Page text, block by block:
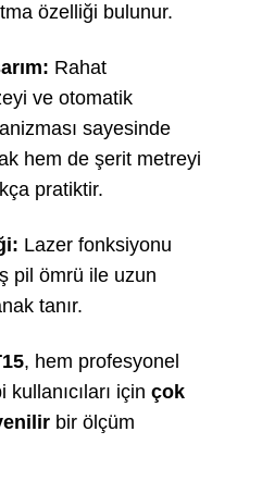
özelliği bulunur.
Rahat
ve otomatik
sayesinde
hem de şerit metreyi
pratiktir.
Lazer fonksiyonu
pil ömrü ile uzun
tanır.
, hem profesyonel
içinçok
bir ölçüm